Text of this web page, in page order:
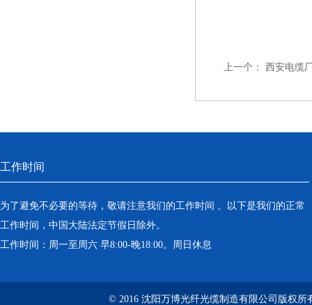
上一个： 西安电缆
工作时间
为了避免不必要的等待，敬请注意我们的工作时间 。以下是我们的正常
工作时间，中国大陆法定节假日除外。
工作时间：周一至周六 早8:00-晚18:00。周日休息
© 2016 沈阳万博光纤光缆制造有限公司版权所